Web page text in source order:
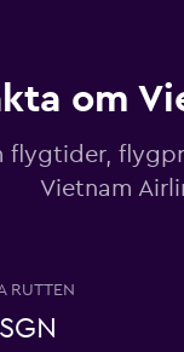
om
flygtider,
Vietnam
RUTTEN